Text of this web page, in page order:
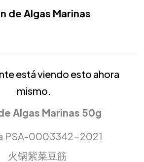
de Algas Marinas
está viendo esto ahora
mismo.
Algas Marinas 50g
PSA-0003342-2021
火锅紫菜豆筋